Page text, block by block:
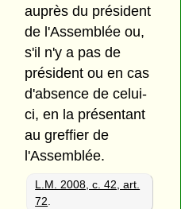
auprès du président
de l'Assemblée ou,
s'il n'y a pas de
président ou en cas
d'absence de celui-
ci, en la présentant
au greffier de
l'Assemblée.
L.M. 2008, c. 42, art.
72.